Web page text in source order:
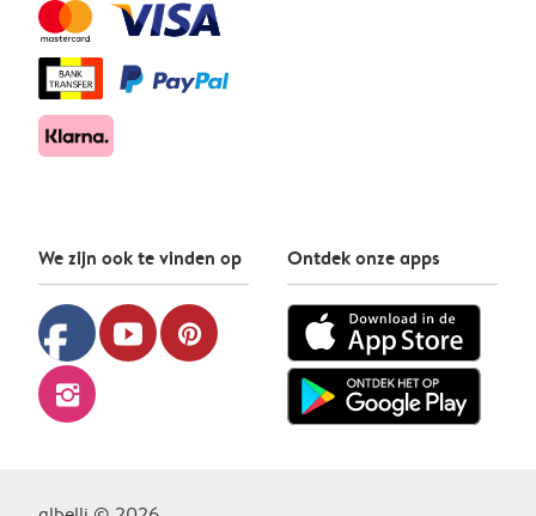
We zijn ook te vinden op
facebook youtube pinterest
instagram
Ontdek onze apps